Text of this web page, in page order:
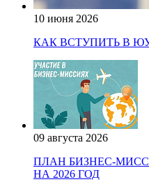
10 июня 2026
КАК ВСТУПИТЬ В
09 августа 2026
ПЛАН БИЗНЕС-
НА 2026 ГОД